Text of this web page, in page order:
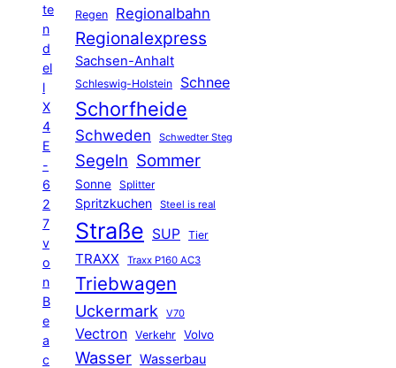
te
n
d
el
l
X
4
E
-
6
2
7
v
o
n
B
e
a
c
Regen Regionalbahn
Regionalexpress
Sachsen-Anhalt
Schleswig-Holstein Schnee
Schorfheide
Schweden Schwedter Steg
Segeln Sommer
Sonne Splitter
Spritzkuchen Steel is real
Straße SUP Tier
TRAXX Traxx P160 AC3
Triebwagen
Uckermark V70
Vectron Verkehr Volvo
Wasser Wasserbau